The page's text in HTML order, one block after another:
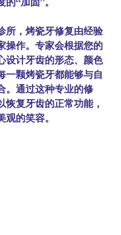
所，烤瓷牙修复由经验
操作。专家会根据您的
设计牙齿的形态、颜色
一颗烤瓷牙都能够与自
。通过这种专业的修
恢复牙齿的正常功能，
观的笑容。